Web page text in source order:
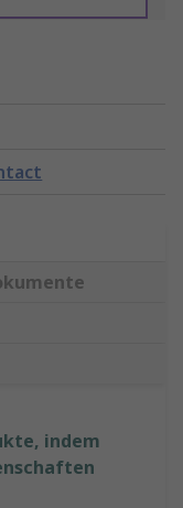
indem